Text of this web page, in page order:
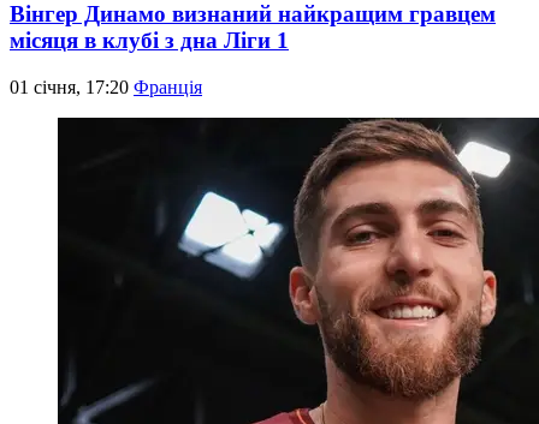
Вінгер Динамо визнаний найкращим гравцем
місяця в клубі з дна Ліги 1
01 січня, 17:20 Франція